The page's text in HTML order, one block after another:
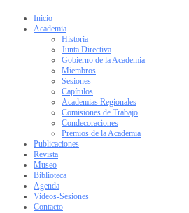
Inicio
Academia
Historia
Junta Directiva
Gobierno de la Academia
Miembros
Sesiones
Capítulos
Academias Regionales
Comisiones de Trabajo
Condecoraciones
Premios de la Academia
Publicaciones
Revista
Museo
Biblioteca
Agenda
Videos-Sesiones
Contacto